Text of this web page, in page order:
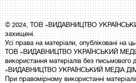
© 2024, ТОВ «ВИДАВНИЦТВО
захищені.
Усі права на матеріали, опубліковані на
ТОВ «ВИДАВНИЦТВО УКРАЇНСЬКИЙ
використання матеріалів без письмового
«ВИДАВНИЦТВО УКРАЇНСЬКИЙ МЕДІА
При правомірному використанні